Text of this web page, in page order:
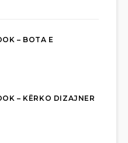
– BOTA E
– KËRKO DIZAJNER